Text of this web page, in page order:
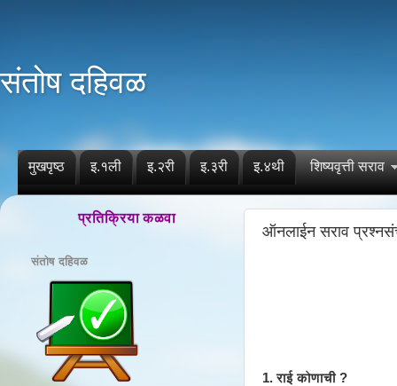
संतोष दहिवळ
मुखपृष्ठ इ.१ली इ.२री इ.३री इ.४थी शिष्यवृत्ती सराव
ऑनलाईन सराव
1. राई कोणाची ?
प्रतिक्रिया कळवा
संतोष दहिवळ